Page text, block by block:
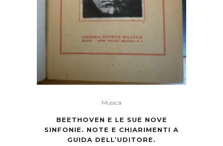
Musica
BEETHOVEN E LE SUE NOVE
SINFONIE. NOTE E CHIARIMENTI A
GUIDA DELL’UDITORE.